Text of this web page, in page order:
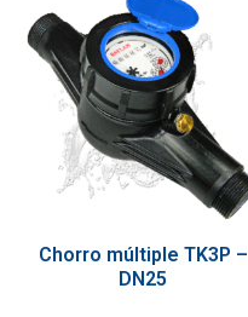
Chorro múltiple TK3P –
DN25